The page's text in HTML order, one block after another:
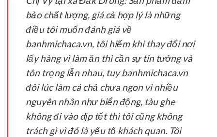
bảo chất lượng, giá cả hợp lý là những
điều tôi muốn đánh giá về
banhmichaca.vn, tôi hiếm khi thay đổi nơi
lấy hàng vì làm ăn thì cần sự tin tưởng và
tôn trọng lẫn nhau, tuy banhmichaca.vn
đôi lúc làm cá chả chưa ngon vì nhiều
nguyên nhân như biển động, tàu ghe
không đi vào dịp tết thì tôi cũng không
trách gì vì đó là yếu tố khách quan. Tôi